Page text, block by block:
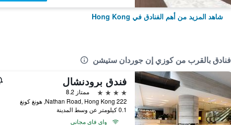
شاهد المزيد من أهم الفنادق في Hong Kong
فنادق بالقرب من كوزي إن جوردان ستيشن
فندق برودنشال
4 نجوم
ممتاز 8.2
222 Nathan Road, Hong Kong, هونغ كونغ
0.1 كيلومتر عن وسط المدينة
واي فاي مجاني